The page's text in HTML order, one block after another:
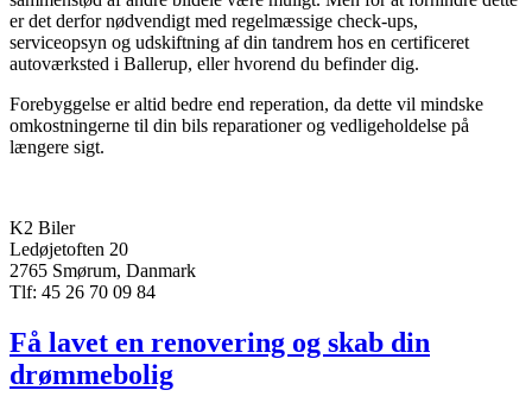
er det derfor nødvendigt med regelmæssige check-ups,
serviceopsyn og udskiftning af din tandrem hos en certificeret
autoværksted i Ballerup, eller hvorend du befinder dig.
Forebyggelse er altid bedre end reperation, da dette vil mindske
omkostningerne til din bils reparationer og vedligeholdelse på
længere sigt.
K2 Biler‎
Ledøjetoften 20
2765 Smørum, Danmark
Tlf: 45 26 70 09 84
Få lavet en renovering og skab din
drømmebolig